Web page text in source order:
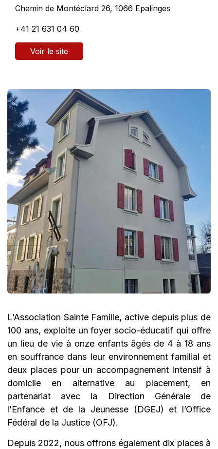
Chemin de Montéclard 26, 1066 Epalinges
+41 21 631 04 60
Voir le site
L’Association Sainte Famille, active depuis plus de
100 ans, exploite un foyer socio-éducatif qui offre
un lieu de vie à onze enfants âgés de 4 à 18 ans
en souffrance dans leur environnement familial et
deux places pour un accompagnement intensif à
domicile en alternative au placement, en
partenariat avec la Direction Générale de
l’Enfance et de la Jeunesse (DGEJ) et l’Office
Fédéral de la Justice (OFJ).
Depuis 2022, nous offrons également dix places à